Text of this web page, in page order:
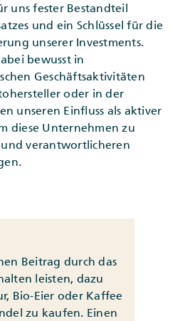
uns fester Bestandteil
und ein Schlüssel für die
unserer Investments.
bewusst in
Geschäftsaktivitäten
oder in der
unseren Einfluss als aktiver
diese Unternehmen zu
verantwortlicheren
Beitrag durch das
leisten, dazu
Bio-Eier oder Kaffee
zu kaufen. Einen